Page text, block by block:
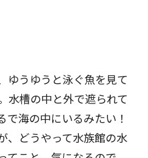
ゆうゆうと泳ぐ魚を見て
水槽の中と外で遮られて
で海の中にいるみたい！
、どうやって水族館の水